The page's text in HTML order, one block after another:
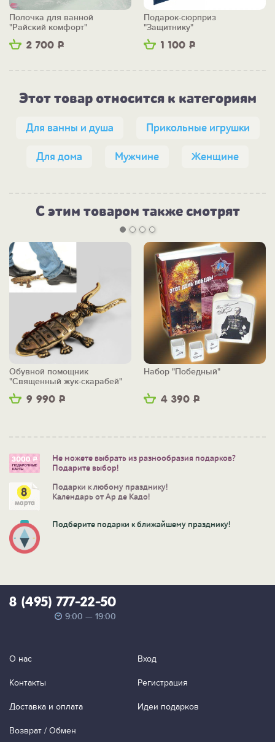
2 700 Р
Полочка для ванной
"Райский комфорт"
1 100 Р
Подарок-сюрприз
"Защитнику"
Этот товар относится к категориям
Для ванны и душа Прикольные игрушки
Для дома Мужчине Женщине
С этим товаром также смотрят
9 990 Р
Обувной помощник
"Священный жук-скарабей"
4 390 Р
Набор "Победный"
Не можете выбрать из разнообразия подарков?
Подарите выбор!
Подарки к любому празднику!
Календарь от Ар де Кадо!
Подберите подарки к ближайшему празднику!
8 (495) 777-22-50
9:00 — 19:00
О нас
Контакты
Доставка и оплата
Возврат / Обмен
Вход
Регистрация
Идеи подарков